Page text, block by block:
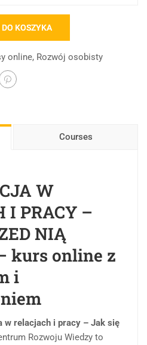
KOSZYKA
online, Rozwój osobisty
Courses
W
I PRACY –
NIĄ
kurs online z
i
w relacjach i pracy – Jak się
Rozwoju Wiedzy to